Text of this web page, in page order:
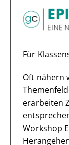
Für
Oft nähern
erarbeiten
Workshop